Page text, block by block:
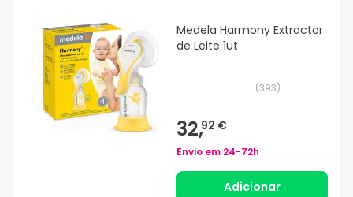
Medela Harmony Extractor
de Leite 1ut
(393)
32,92 €
Envio em 24-72h
Adicionar